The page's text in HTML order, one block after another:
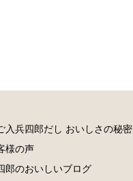
入兵四郎だし おいしさの秘密
様の声
郎のおいしいブログ